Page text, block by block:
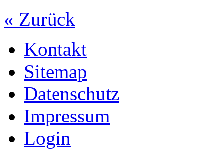
« Zurück
Kontakt
Sitemap
Datenschutz
Impressum
Login